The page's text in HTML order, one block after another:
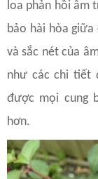
loa phản hồi âm
bảo hài hòa giữa
và sắc nét của
như các chi tiết
được mọi cung
hơn.